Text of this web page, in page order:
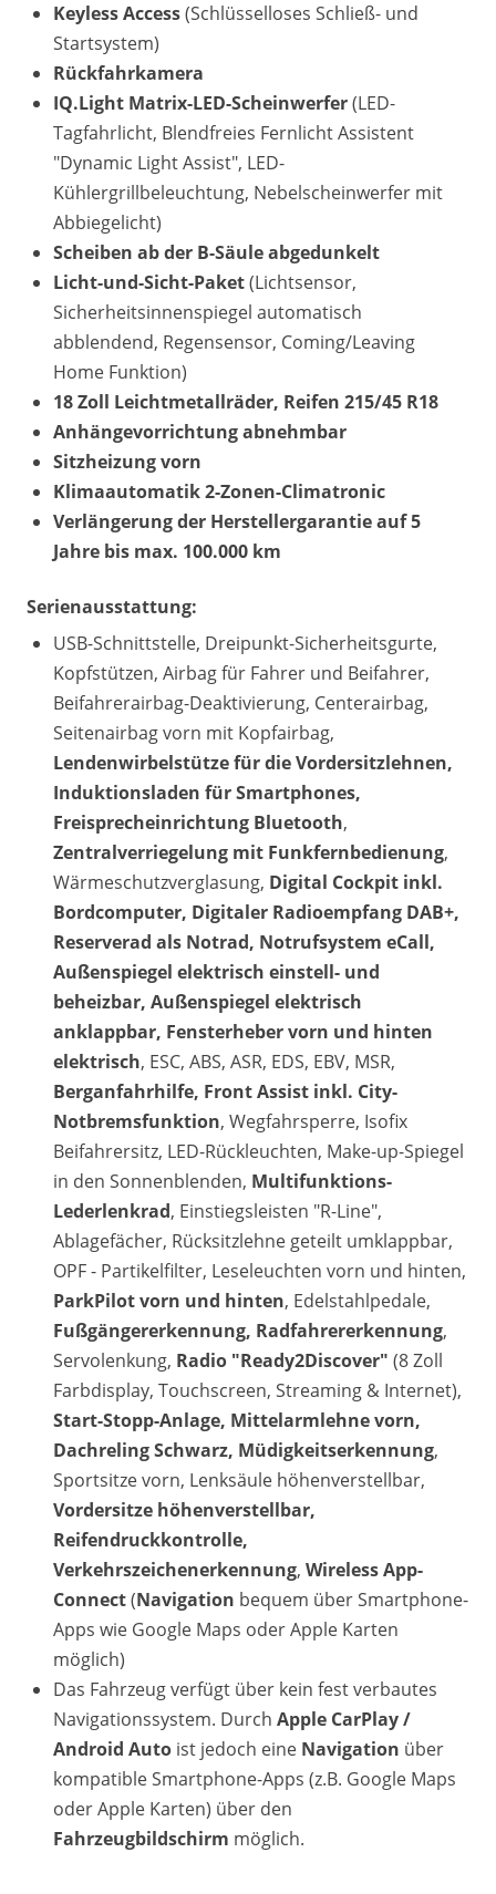
Keyless Access(Schlüsselloses Schließ- und
Startsystem)
Rückfahrkamera
IQ.Light Matrix-LED-Scheinwerfer(LED-
Tagfahrlicht, Blendfreies Fernlicht Assistent
"Dynamic Light Assist", LED-
Kühlergrillbeleuchtung, Nebelscheinwerfer mit
Abbiegelicht)
Scheiben ab der B-Säule abgedunkelt
Licht-und-Sicht-Paket(Lichtsensor,
Sicherheitsinnenspiegel automatisch
abblendend, Regensensor, Coming/Leaving
Home Funktion)
18 Zoll Leichtmetallräder, Reifen 215/45 R18
Anhängevorrichtung abnehmbar
Sitzheizung vorn
Klimaautomatik 2-Zonen-Climatronic
Verlängerung der Herstellergarantie auf 5
Jahre bis max. 100.000 km
Serienausstattung:
USB-Schnittstelle, Dreipunkt-Sicherheitsgurte,
Kopfstützen, Airbag für Fahrer und Beifahrer,
Beifahrerairbag-Deaktivierung, Centerairbag,
Seitenairbag vorn mit Kopfairbag,
Lendenwirbelstütze für die Vordersitzlehnen,
Induktionsladen für Smartphones,
Freisprecheinrichtung Bluetooth,
Zentralverriegelung mit Funkfernbedienung,
Wärmeschutzverglasung, Digital Cockpit inkl.
Bordcomputer, Digitaler Radioempfang DAB+,
Reserverad als Notrad, Notrufsystem eCall,
Außenspiegel elektrisch einstell- und
beheizbar, Außenspiegel elektrisch
anklappbar, Fensterheber vorn und hinten
elektrisch, ESC, ABS, ASR, EDS, EBV, MSR,
Berganfahrhilfe, Front Assist inkl. City-
Notbremsfunktion, Wegfahrsperre, Isofix
Beifahrersitz, LED-Rückleuchten, Make-up-Spiegel
in den Sonnenblenden, Multifunktions-
Lederlenkrad, Einstiegsleisten "R-Line",
Ablagefächer, Rücksitzlehne geteilt umklappbar,
OPF - Partikelfilter, Leseleuchten vorn und hinten,
ParkPilot vorn und hinten, Edelstahlpedale,
Fußgängererkennung, Radfahrererkennung,
Servolenkung, Radio "Ready2Discover" (8 Zoll
Farbdisplay, Touchscreen, Streaming & Internet),
Start-Stopp-Anlage, Mittelarmlehne vorn,
Dachreling Schwarz, Müdigkeitserkennung,
Sportsitze vorn, Lenksäule höhenverstellbar,
Vordersitze höhenverstellbar,
Reifendruckkontrolle,
Verkehrszeichenerkennung, Wireless App-
Connect(Navigation bequem über Smartphone-
Apps wie Google Maps oder Apple Karten
möglich)
Das Fahrzeug verfügt über kein fest verbautes
Navigationssystem. Durch Apple CarPlay /
Android Auto ist jedoch eine Navigation über
kompatible Smartphone-Apps (z.B. Google Maps
oder Apple Karten) über den
Fahrzeugbildschirm möglich.